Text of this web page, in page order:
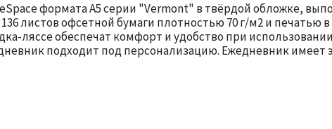
формата А5 серии "Vermont" в твёрдой обложке,
листов офсетной бумаги плотностью 70 г/м2 и печатью
ляссе обеспечат комфорт и удобство при
подходит под персонализацию. Ежедневник имеет